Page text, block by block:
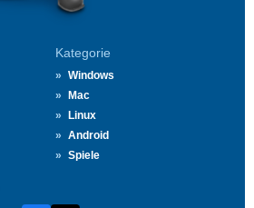
Kategorie
Windows
Mac
Linux
Android
Spiele